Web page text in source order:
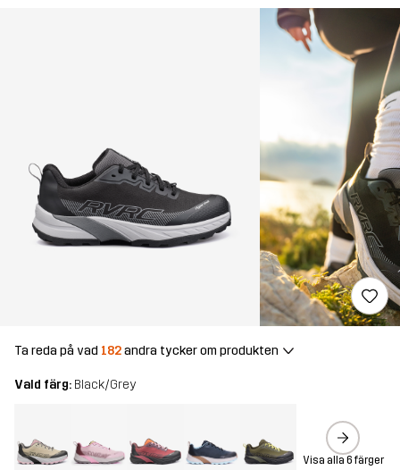
Ta reda på vad 182andra tycker om produkten
Vald färg: Black/Grey
Visa alla 6 färger